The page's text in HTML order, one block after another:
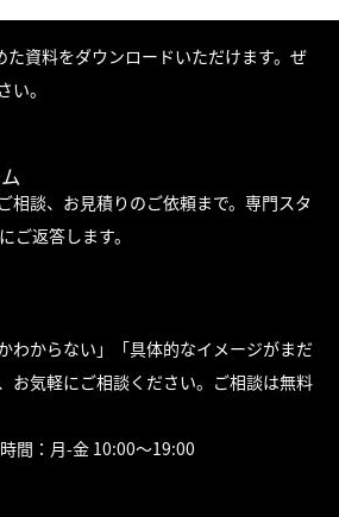
た資料をダウンロードいただけます。 ぜ
。
談、お見積りのご依頼まで。 専門スタ
ご返答します。
わからない」「具体的なイメージがまだ
お気軽にご相談ください。ご相談は無料
間：月-金 10:00〜19:00